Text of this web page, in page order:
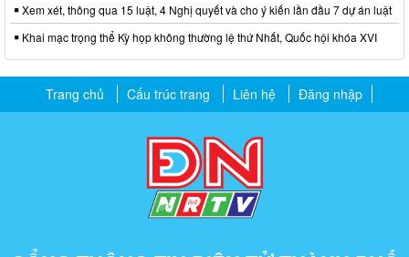
Xem xét, thông qua 15 luật, 4 Nghị quyết và cho ý kiến lần đầu 7 dự án luật
Khai mạc trọng thể Kỳ họp không thường lệ thứ Nhất, Quốc hội khóa XVI
Trang chủ Cấu trúc trang Liên hệ Đăng nhập